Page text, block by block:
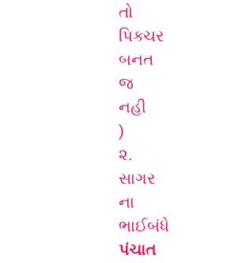
તો
પિક્ચર
બનત
જ
નહી
)
૨.
સાગર
ના
ભાઈબંધે
પંચાત